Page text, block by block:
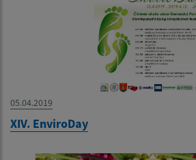
05.04.2019
XIV. EnviroDay